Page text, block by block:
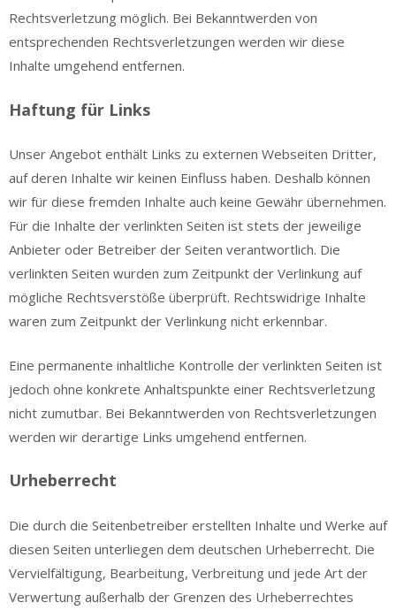
Rechtsverletzung möglich. Bei Bekanntwerden von
entsprechenden Rechtsverletzungen werden wir diese
Inhalte umgehend entfernen.
Haftung für Links
Unser Angebot enthält Links zu externen Webseiten Dritter,
auf deren Inhalte wir keinen Einfluss haben. Deshalb können
wir für diese fremden Inhalte auch keine Gewähr übernehmen.
Für die Inhalte der verlinkten Seiten ist stets der jeweilige
Anbieter oder Betreiber der Seiten verantwortlich. Die
verlinkten Seiten wurden zum Zeitpunkt der Verlinkung auf
mögliche Rechtsverstöße überprüft. Rechtswidrige Inhalte
waren zum Zeitpunkt der Verlinkung nicht erkennbar.
Eine permanente inhaltliche Kontrolle der verlinkten Seiten ist
jedoch ohne konkrete Anhaltspunkte einer Rechtsverletzung
nicht zumutbar. Bei Bekanntwerden von Rechtsverletzungen
werden wir derartige Links umgehend entfernen.
Urheberrecht
Die durch die Seitenbetreiber erstellten Inhalte und Werke auf
diesen Seiten unterliegen dem deutschen Urheberrecht. Die
Vervielfältigung, Bearbeitung, Verbreitung und jede Art der
Verwertung außerhalb der Grenzen des Urheberrechtes